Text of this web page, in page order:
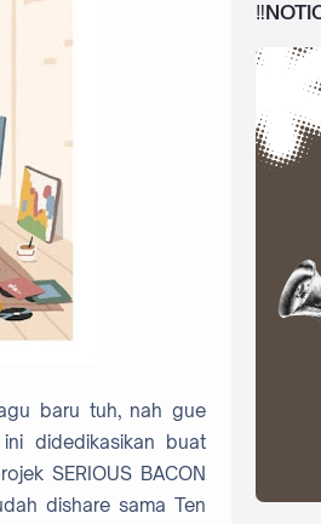
baru tuh, nah gue
didedikasikan buat
SERIOUS BACON
dishare sama Ten